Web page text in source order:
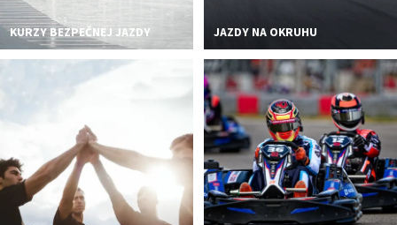
KURZY BEZPEČNEJ JAZDY JAZDY NA OKRUHU